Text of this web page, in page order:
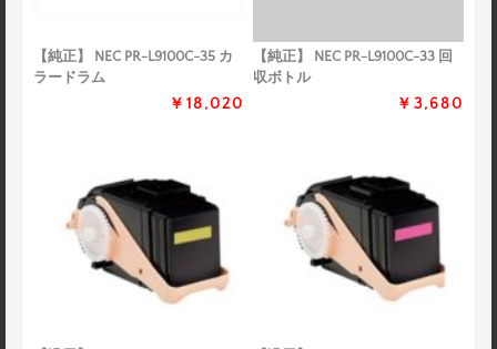
【純正】 NEC PR-L9100C-35 カ
ラードラム
￥18,020
【純正】 NEC PR-L9100C-33 回
収ボトル
￥3,680